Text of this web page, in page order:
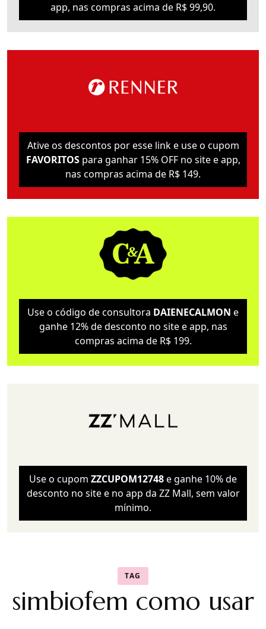
app, nas compras acima de R$ 99,90.
Ative os descontos por esse link e use o cupom
FAVORITOSpara ganhar 15% OFF no site e app,
nas compras acima de R$ 149.
Use o código de consultora DAIENECALMON e
ganhe 12% de desconto no site e app, nas
compras acima de R$ 199.
Use o cupom ZZCUPOM12748e ganhe 10% de
desconto no site e no app da ZZ Mall, sem valor
mínimo.
TAG
simbiofem como usar